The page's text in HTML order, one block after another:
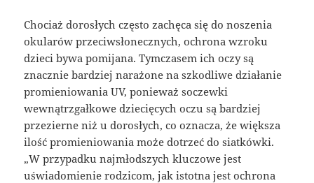
Chociaż dorosłych często zachęca się do noszenia
okularów przeciwsłonecznych, ochrona wzroku
dzieci bywa pomijana. Tymczasem ich oczy są
znacznie bardziej narażone na szkodliwe działanie
promieniowania UV, ponieważ soczewki
wewnątrzgałkowe dziecięcych oczu są bardziej
przezierne niż u dorosłych, co oznacza, że większa
ilość promieniowania może dotrzeć do siatkówki.
„W przypadku najmłodszych kluczowe jest
uświadomienie rodzicom, jak istotna jest ochrona